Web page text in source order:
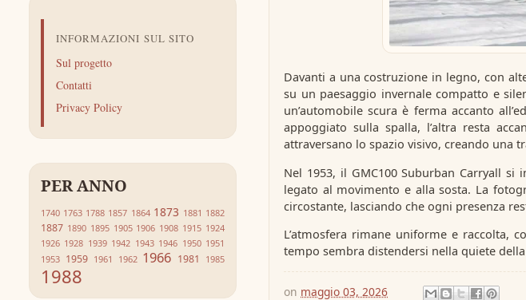
Davanti a una costruzione in legno, con
su un paesaggio invernale compatto e
un’automobile scura è ferma accanto
appoggiato sulla spalla, l’altra resta
attraversano lo spazio visivo, creando una
Nel 1953, il GMC100 Suburban Carryall
legato al movimento e alla sosta. La
circostante, lasciando che ogni presenza
L’atmosfera rimane uniforme e raccolta,
tempo sembra distendersi nella quiete
on maggio 03, 2026
INFORMAZIONI SUL SITO
Sul progetto
Contatti
Privacy Policy
PER ANNO
1740 1763 1788 1857 1864 1873 1881 1882
1887 1890 1895 1905 1906 1908 1915 1924
1926 1928 1939 1942 1943 1946 1950 1951
1953 1959 1961 1962 1966 1981 1985
1988